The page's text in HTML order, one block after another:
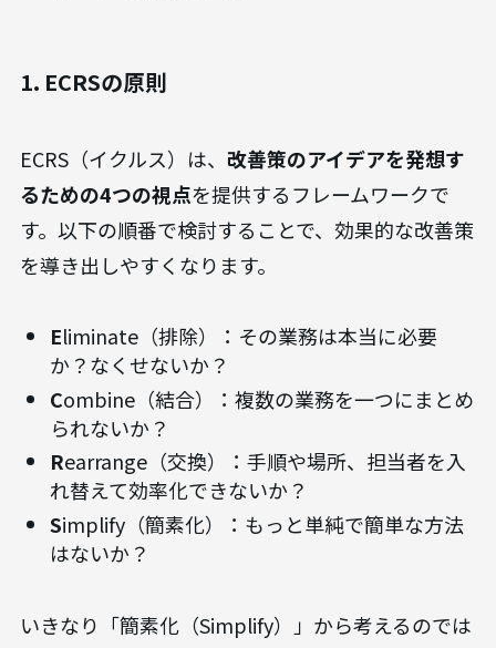
1. ECRSの原則
ECRS（イクルス）は、 改善策のアイデアを発想す
るための4つの視点を提供するフレームワークで
す。以下の順番で検討することで、効果的な改善策
を導き出しやすくなります。
Eliminate（排除）：その業務は本当に必要
か？なくせないか？
Combine（結合）：複数の業務を一つにまとめ
られないか？
Rearrange（交換）：手順や場所、担当者を入
れ替えて効率化できないか？
Simplify（簡素化）：もっと単純で簡単な方法
はないか？
いきなり「簡素化（Simplify）」から考えるのでは